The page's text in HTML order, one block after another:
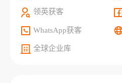
领英获客
WhatsApp获客
全球企业库